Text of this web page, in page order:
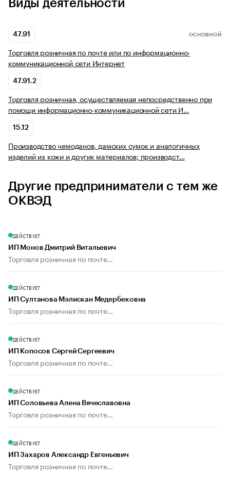
Виды деятельности
47.91 ОСНОВНОЙ
Торговля розничная по почте или по информационно-
коммуникационной сети Интернет
47.91.2
Торговля розничная, осуществляемая непосредственно при
помощи информационно-коммуникационной сети И…
15.12
Производство чемоданов, дамских сумок и аналогичных
изделий из кожи и других материалов; производст…
Другие предприниматели с тем же
ОКВЭД
ДЕЙСТВУЕТ
ИП Монов Дмитрий Витальевич
Торговля розничная по почте...
ДЕЙСТВУЕТ
ИП Султанова Мэлискан Медербековна
Торговля розничная по почте...
ДЕЙСТВУЕТ
ИП Копосов Сергей Сергеевич
Торговля розничная по почте...
ДЕЙСТВУЕТ
ИП Соловьева Алена Вячеславовна
Торговля розничная по почте...
ДЕЙСТВУЕТ
ИП Захаров Александр Евгеньевич
Торговля розничная по почте...